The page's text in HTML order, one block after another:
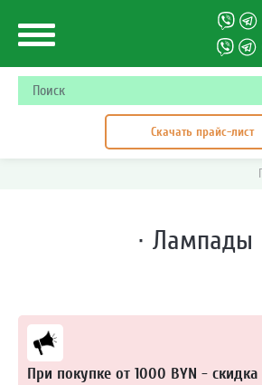
Скачать прайс-лист
· Лампады
При покупке от 1000 BYN - скидка